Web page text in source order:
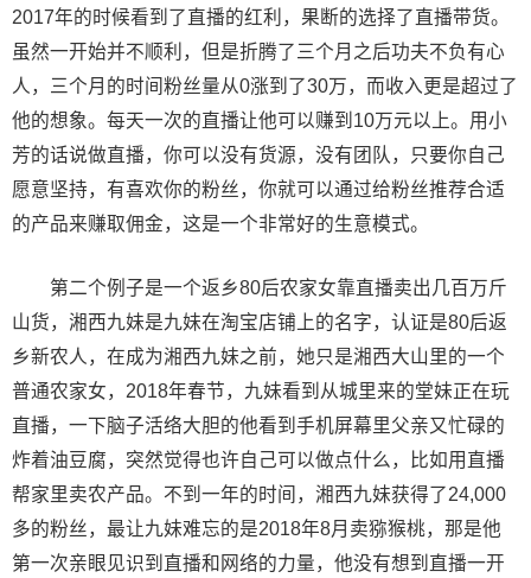
2017年的时候看到了直播的红利，果断的选择了直播带货。
虽然一开始并不顺利，但是折腾了三个月之后功夫不负有心
人，三个月的时间粉丝量从0涨到了30万，而收入更是超过了
他的想象。每天一次的直播让他可以赚到10万元以上。用小
芳的话说做直播，你可以没有货源，没有团队，只要你自己
愿意坚持，有喜欢你的粉丝，你就可以通过给粉丝推荐合适
的产品来赚取佣金，这是一个非常好的生意模式。
第二个例子是一个返乡80后农家女靠直播卖出几百万斤
山货，湘西九妹是九妹在淘宝店铺上的名字，认证是80后返
乡新农人，在成为湘西九妹之前，她只是湘西大山里的一个
普通农家女，2018年春节，九妹看到从城里来的堂妹正在玩
直播，一下脑子活络大胆的他看到手机屏幕里父亲又忙碌的
炸着油豆腐，突然觉得也许自己可以做点什么，比如用直播
帮家里卖农产品。不到一年的时间，湘西九妹获得了24,000
多的粉丝，最让九妹难忘的是2018年8月卖猕猴桃，那是他
第一次亲眼见识到直播和网络的力量，他没有想到直播一开